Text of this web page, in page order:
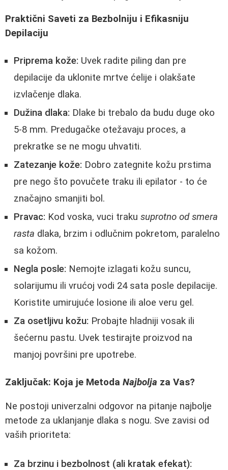
Praktični Saveti za Bezbolniju i Efikasniju
Depilaciju
Priprema kože: Uvek radite piling dan pre
depilacije da uklonite mrtve ćelije i olakšate
izvlačenje dlaka.
Dužina dlaka: Dlake bi trebalo da budu duge oko
5-8 mm. Predugačke otežavaju proces, a
prekratke se ne mogu uhvatiti.
Zatezanje kože: Dobro zategnite kožu prstima
pre nego što povučete traku ili epilator - to će
značajno smanjiti bol.
Pravac: Kod voska, vuci traku suprotno od smera
rasta dlaka, brzim i odlučnim pokretom, paralelno
sa kožom.
Negla posle: Nemojte izlagati kožu suncu,
solarijumu ili vrućoj vodi 24 sata posle depilacije.
Koristite umirujuće losione ili aloe veru gel.
Za osetljivu kožu: Probajte hladniji vosak ili
šećernu pastu. Uvek testirajte proizvod na
manjoj površini pre upotrebe.
Zaključak: Koja je Metoda Najbolja za Vas?
Ne postoji univerzalni odgovor na pitanje najbolje
metode za uklanjanje dlaka s nogu. Sve zavisi od
vaših prioriteta:
Za brzinu i bezbolnost (ali kratak efekat):